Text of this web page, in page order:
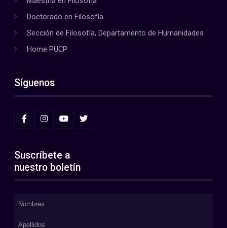
Doctorado en Filosofía
Sección de Filosofía, Departamento de Humanidades
Home PUCP
Síguenos
Suscríbete a
nuestro boletín